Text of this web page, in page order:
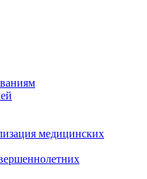
медицинских